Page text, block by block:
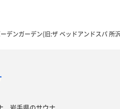
デンガーデン(旧:ザ ベッドアンドスパ 所
岩手県のサウナ